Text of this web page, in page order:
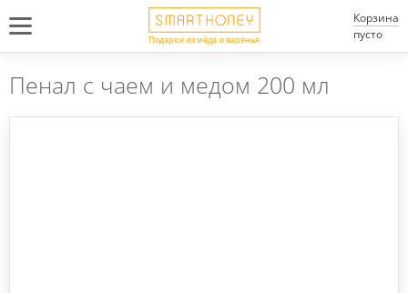
Подарки из мёда и варенья
Корзина
пусто
Пенал с чаем и медом 200 мл